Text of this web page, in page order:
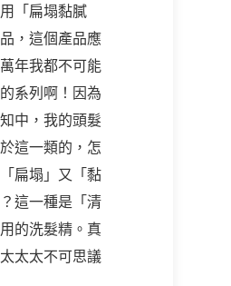
「扁塌黏膩
，這個產品應
年我都不可能
系列啊！因為
中，我的頭髮
這一類的，怎
扁塌」又「黏
這一種是「清
的洗髮精。真
太太不可思議